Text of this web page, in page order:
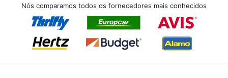
Nós comparamos todos os fornecedores mais conhecidos